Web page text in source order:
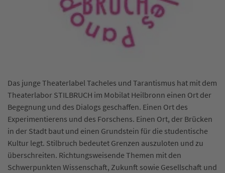
Das junge Theaterlabel Tacheles und Tarantismus hat mit dem
Theaterlabor STILBRUCH im Mobilat Heilbronn einen Ort der
Begegnung und des Dialogs geschaffen. Einen Ort des
Experimentierens und des Forschens. Einen Ort, der Brücken
in der Stadt baut und einen Grundstein für die studentische
Kultur legt. Stilbruch bedeutet Grenzen auszuloten und zu
überschreiten. Richtungsweisende Themen mit den
Schwerpunkten Wissenschaft, Zukunft sowie Gesellschaft und